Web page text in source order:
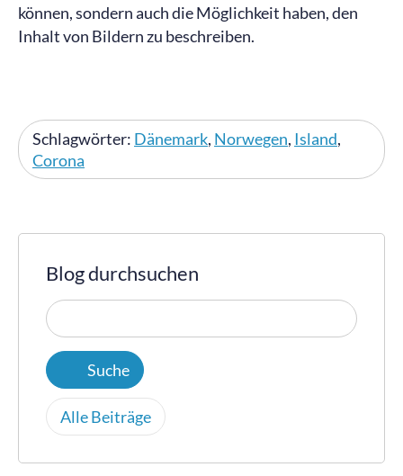
können, sondern auch die Möglichkeit haben, den
Inhalt von Bildern zu beschreiben.
Schlagwörter: Dänemark, Norwegen, Island,
Corona
Blog durchsuchen
Alle Beiträge